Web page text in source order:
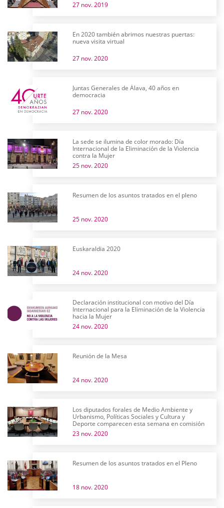
27 nov. 2019
En 2020 también abrimos nuestras puertas:
nueva visita virtual
27 nov. 2020
Juntas Generales de Álava, 40 años en
democracia
27 nov. 2020
La sede se ilumina de color morado: Día
Internacional de la Eliminación de la Violencia
contra la Mujer
25 nov. 2020
Resumen de los asuntos tratados en el pleno
25 nov. 2020
Euskaraldia 2020
24 nov. 2020
Declaración institucional con motivo del Día
Internacional para la Eliminación de la Violencia
hacia la Mujer
24 nov. 2020
Reunión de la Mesa
24 nov. 2020
Los diputados forales de Medio Ambiente y
Urbanismo, Políticas Sociales y Cultura y
Deporte comparecen esta semana en comisión
23 nov. 2020
Resumen de los asuntos tratados en el Pleno
18 nov. 2020